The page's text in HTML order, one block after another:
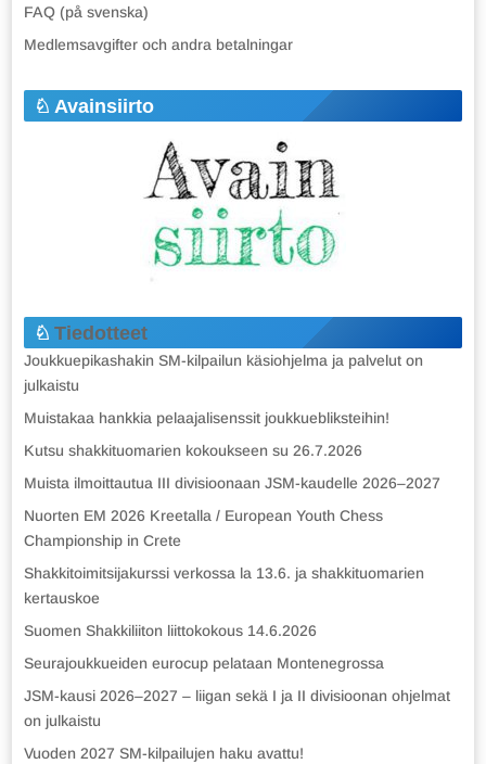
FAQ (på svenska)
Medlemsavgifter och andra betalningar
Avainsiirto
Tiedotteet
Joukkuepikashakin SM-kilpailun käsiohjelma ja palvelut on
julkaistu
Muistakaa hankkia pelaajalisenssit joukkuebliksteihin!
Kutsu shakkituomarien kokoukseen su 26.7.2026
Muista ilmoittautua III divisioonaan JSM-kaudelle 2026–2027
Nuorten EM 2026 Kreetalla / European Youth Chess
Championship in Crete
Shakkitoimitsijakurssi verkossa la 13.6. ja shakkituomarien
kertauskoe
Suomen Shakkiliiton liittokokous 14.6.2026
Seurajoukkueiden eurocup pelataan Montenegrossa
JSM-kausi 2026–2027 – liigan sekä I ja II divisioonan ohjelmat
on julkaistu
Vuoden 2027 SM-kilpailujen haku avattu!